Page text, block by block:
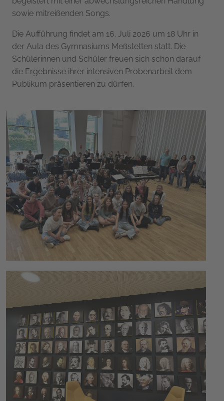
sowie mitreißenden Songs.
Die Aufführung findet am 16. Juli 2026 um 18 Uhr in
der Aula des Gymnasiums Meßstetten statt. Die
Schülerinnen und Schüler freuen sich schon darauf
die Ergebnisse ihrer intensiven Probenarbeit dem
Publikum präsentieren zu dürfen.